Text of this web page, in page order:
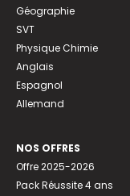
Géographie
SVT
Physique Chimie
Anglais
Espagnol
Allemand
NOS OFFRES
Offre 2025-2026
Pack Réussite 4 ans